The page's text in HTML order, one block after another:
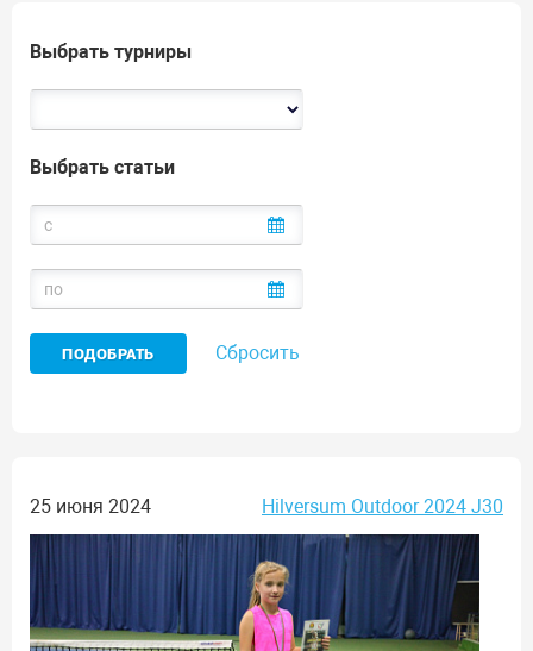
Выбрать турниры
Выбрать статьи
Сбросить
25 июня 2024 Hilversum Outdoor 2024 J30